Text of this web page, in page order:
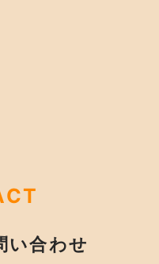
い合わせ